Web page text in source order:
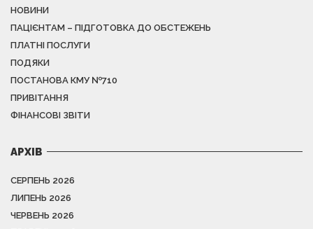
НОВИНИ
ПАЦІЄНТАМ – ПІДГОТОВКА ДО ОБСТЕЖЕНЬ
ПЛАТНІ ПОСЛУГИ
ПОДЯКИ
ПОСТАНОВА КМУ №710
ПРИВІТАННЯ
ФІНАНСОВІ ЗВІТИ
АРХІВ
СЕРПЕНЬ 2026
ЛИПЕНЬ 2026
ЧЕРВЕНЬ 2026